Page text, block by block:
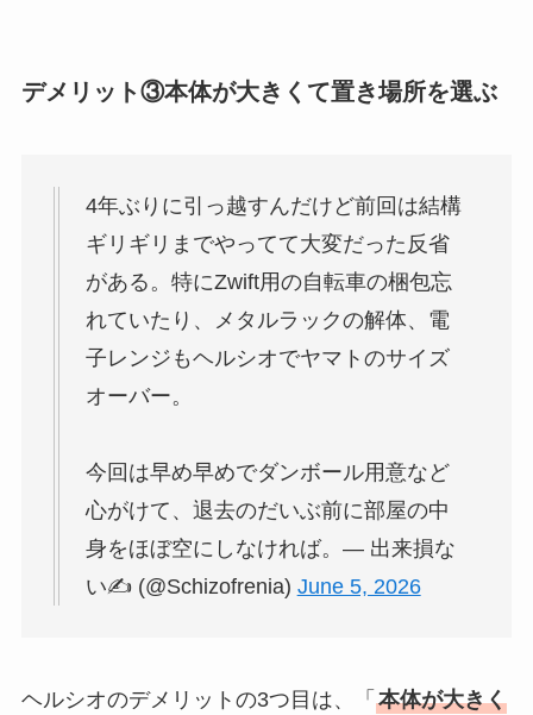
デメリット③本体が大きくて置き場所を選ぶ
4年ぶりに引っ越すんだけど前回は結構
ギリギリまでやってて大変だった反省
がある。特にZwift用の自転車の梱包忘
れていたり、メタルラックの解体、電
子レンジもヘルシオでヤマトのサイズ
オーバー。
今回は早め早めでダンボール用意など
心がけて、退去のだいぶ前に部屋の中
身をほぼ空にしなければ。— 出来損な
い✍ (@Schizofrenia) June 5, 2026
ヘルシオのデメリットの3つ目は、「 本体が大きく